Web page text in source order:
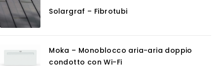
Solargraf – Fibrotubi
Moka – Monoblocco aria-aria doppio
condotto con Wi-Fi